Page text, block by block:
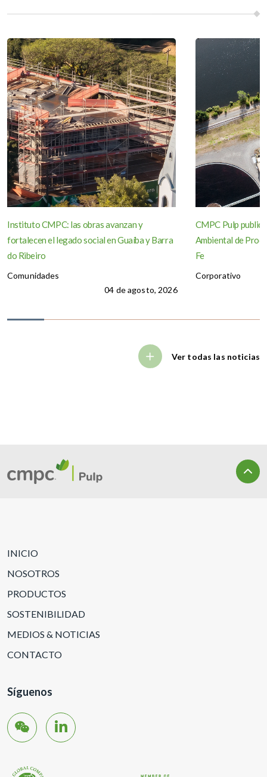
Instituto CMPC: las obras avanzan y
fortalecen el legado social en Guaíba y Barra
do Ribeiro
Comunidades
04 de agosto, 2026
CMPC Pulp
Ambiental de
Fe
Corporativo
Ver todas las noticias
INICIO
NOSOTROS
PRODUCTOS
SOSTENIBILIDAD
MEDIOS & NOTICIAS
CONTACTO
Síguenos